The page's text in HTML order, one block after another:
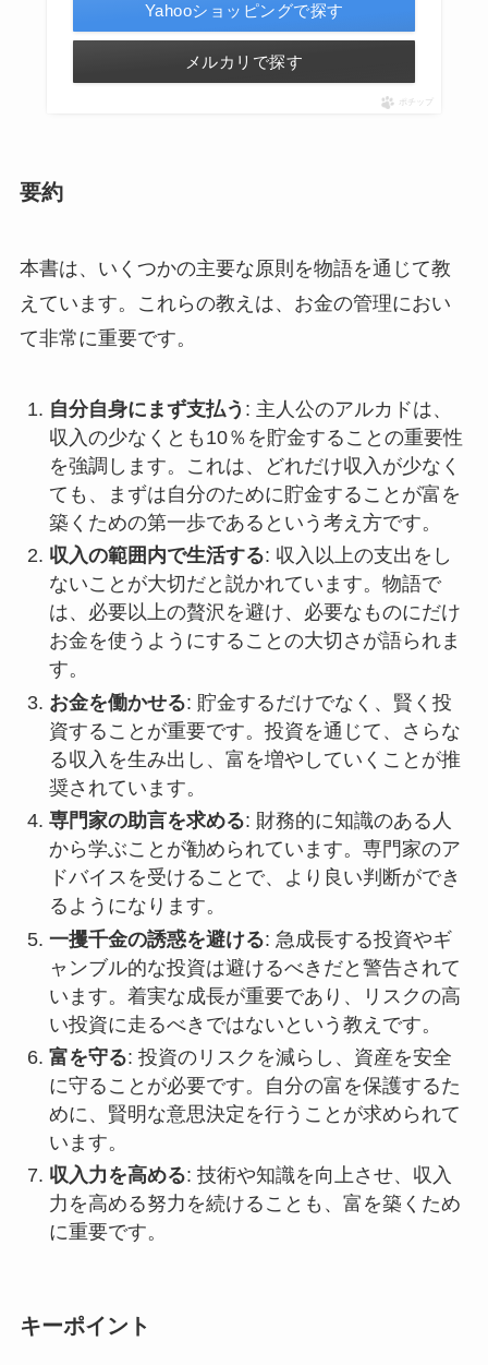
Yahooショッピングで探す
メルカリで探す
ポチップ
要約
本書は、いくつかの主要な原則を物語を通じて教
えています。これらの教えは、お金の管理におい
て非常に重要です。
自分自身にまず支払う : 主人公のアルカドは、
収入の少なくとも10％を貯金することの重要性
を強調します。これは、どれだけ収入が少なく
ても、まずは自分のために貯金することが富を
築くための第一歩であるという考え方です。
収入の範囲内で生活する: 収入以上の支出をし
ないことが大切だと説かれています。物語で
は、必要以上の贅沢を避け、必要なものにだけ
お金を使うようにすることの大切さが語られま
す。
お金を働かせる: 貯金するだけでなく、賢く投
資することが重要です。投資を通じて、さらな
る収入を生み出し、富を増やしていくことが推
奨されています。
専門家の助言を求める: 財務的に知識のある人
から学ぶことが勧められています。専門家のア
ドバイスを受けることで、より良い判断ができ
るようになります。
一攫千金の誘惑を避ける: 急成長する投資やギ
ャンブル的な投資は避けるべきだと警告されて
います。着実な成長が重要であり、リスクの高
い投資に走るべきではないという教えです。
富を守る: 投資のリスクを減らし、資産を安全
に守ることが必要です。自分の富を保護するた
めに、賢明な意思決定を行うことが求められて
います。
収入力を高める: 技術や知識を向上させ、収入
力を高める努力を続けることも、富を築くため
に重要です。
キーポイント